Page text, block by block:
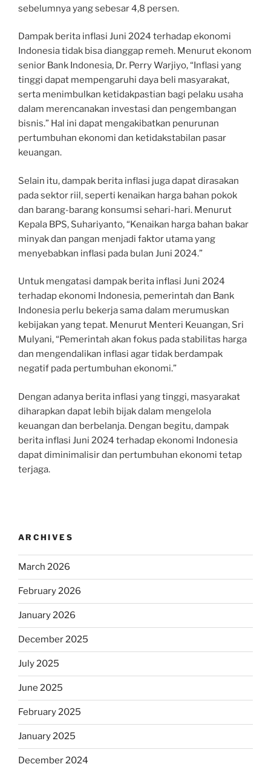
sebelumnya yang sebesar 4,8 persen.
Dampak berita inflasi Juni 2024 terhadap ekonomi
Indonesia tidak bisa dianggap remeh. Menurut ekonom
senior Bank Indonesia, Dr. Perry Warjiyo, “Inflasi yang
tinggi dapat mempengaruhi daya beli masyarakat,
serta menimbulkan ketidakpastian bagi pelaku usaha
dalam merencanakan investasi dan pengembangan
bisnis.” Hal ini dapat mengakibatkan penurunan
pertumbuhan ekonomi dan ketidakstabilan pasar
keuangan.
Selain itu, dampak berita inflasi juga dapat dirasakan
pada sektor riil, seperti kenaikan harga bahan pokok
dan barang-barang konsumsi sehari-hari. Menurut
Kepala BPS, Suhariyanto, “Kenaikan harga bahan bakar
minyak dan pangan menjadi faktor utama yang
menyebabkan inflasi pada bulan Juni 2024.”
Untuk mengatasi dampak berita inflasi Juni 2024
terhadap ekonomi Indonesia, pemerintah dan Bank
Indonesia perlu bekerja sama dalam merumuskan
kebijakan yang tepat. Menurut Menteri Keuangan, Sri
Mulyani, “Pemerintah akan fokus pada stabilitas harga
dan mengendalikan inflasi agar tidak berdampak
negatif pada pertumbuhan ekonomi.”
Dengan adanya berita inflasi yang tinggi, masyarakat
diharapkan dapat lebih bijak dalam mengelola
keuangan dan berbelanja. Dengan begitu, dampak
berita inflasi Juni 2024 terhadap ekonomi Indonesia
dapat diminimalisir dan pertumbuhan ekonomi tetap
terjaga.
ARCHIVES
March 2026
February 2026
January 2026
December 2025
July 2025
June 2025
February 2025
January 2025
December 2024